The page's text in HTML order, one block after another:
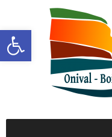
Ouvrir la